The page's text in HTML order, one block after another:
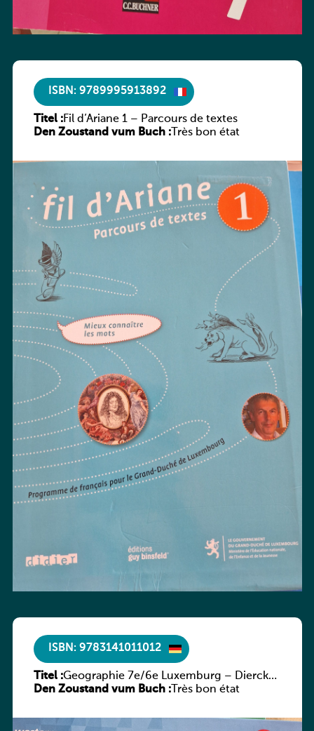
ISBN: 9789995913892
Titel :Fil d’Ariane 1 – Parcours de textes
Den Zoustand vum Buch :Très bon état
ISBN: 9783141011012
Titel :Geographie 7e/6e Luxemburg – Diercke
Praxis
Den Zoustand vum Buch :Très bon état